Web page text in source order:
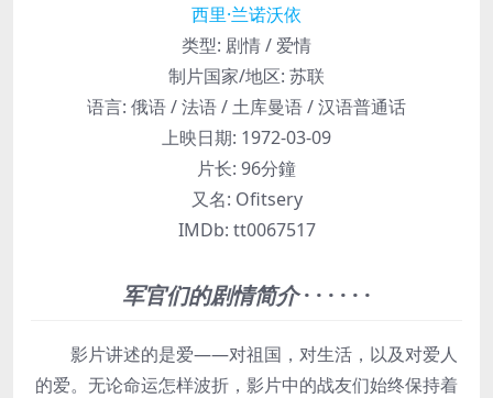
西里·兰诺沃依
类型: 剧情 / 爱情
制片国家/地区: 苏联
语言: 俄语 / 法语 / 土库曼语 / 汉语普通话
上映日期: 1972-03-09
片长: 96分鐘
又名: Ofitsery
IMDb: tt0067517
军官们的剧情简介· · · · · ·
影片讲述的是爱——对祖国，对生活，以及对爱人
的爱。无论命运怎样波折，影片中的战友们始终保持着